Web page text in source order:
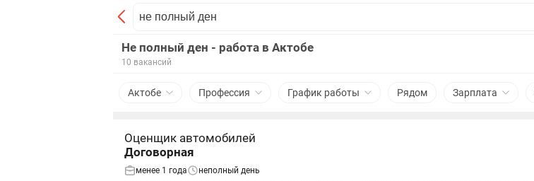
Не полный ден - работа в Актобе
10 вакансий
Актобе Профессия График работы Рядом Зарплата
Оценщик автомобилей
Договорная
менее 1 года неполный день